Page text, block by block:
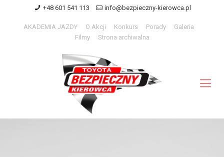
+48 601 541 113 info@bezpieczny-kierowca.pl
AKADEMIA JAZDY O Akcji Konkurs Porady
Galeria
Filmy
Strona archiwalna